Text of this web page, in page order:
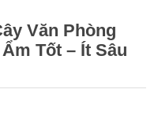
Văn Phòng
Tốt – Ít Sâu